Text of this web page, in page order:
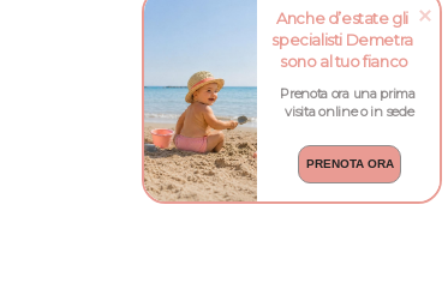
Anche d’estate gli
specialisti Demetra
sono al tuo fianco
Prenota ora una prima
visita online o in sede
PRENOTA ORA